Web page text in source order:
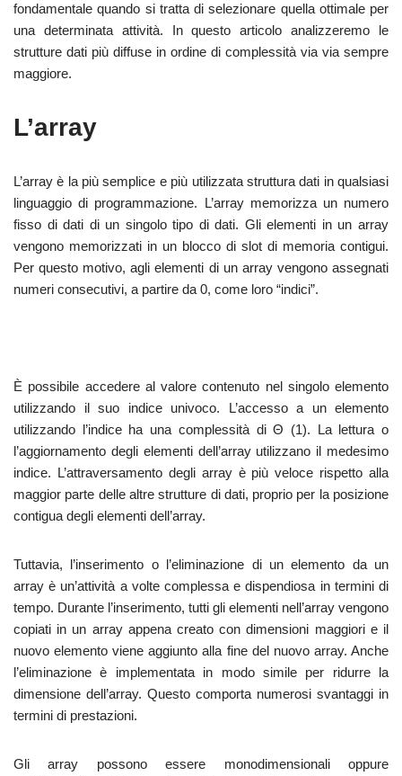
fondamentale quando si tratta di selezionare quella ottimale per
una determinata attività. In questo articolo analizzeremo le
strutture dati più diffuse in ordine di complessità via via sempre
maggiore.
L’array
L’array è la più semplice e più utilizzata struttura dati in qualsiasi
linguaggio di programmazione. L’array memorizza un numero
fisso di dati di un singolo tipo di dati. Gli elementi in un array
vengono memorizzati in un blocco di slot di memoria contigui.
Per questo motivo, agli elementi di un array vengono assegnati
numeri consecutivi, a partire da 0, come loro “indici”.
È possibile accedere al valore contenuto nel singolo elemento
utilizzando il suo indice univoco. L’accesso a un elemento
utilizzando l’indice ha una complessità di Θ (1). La lettura o
l’aggiornamento degli elementi dell’array utilizzano il medesimo
indice. L’attraversamento degli array è più veloce rispetto alla
maggior parte delle altre strutture di dati, proprio per la posizione
contigua degli elementi dell’array.
Tuttavia, l’inserimento o l’eliminazione di un elemento da un
array è un’attività a volte complessa e dispendiosa in termini di
tempo. Durante l’inserimento, tutti gli elementi nell’array vengono
copiati in un array appena creato con dimensioni maggiori e il
nuovo elemento viene aggiunto alla fine del nuovo array. Anche
l’eliminazione è implementata in modo simile per ridurre la
dimensione dell’array. Questo comporta numerosi svantaggi in
termini di prestazioni.
Gli array possono essere monodimensionali oppure